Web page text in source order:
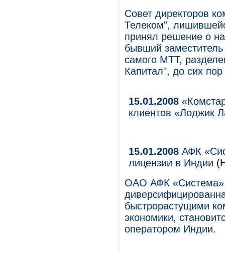
Совет директоров
Телеком",
принял решение о
бывший
самого МТТ,
Капитал", до сих
15.01.2008
клиентов «Лоджик
15.01.2008 АФК
лицензии в Индии
ОАО АФК
быстрорастущими
экономики,
оператором Индии.